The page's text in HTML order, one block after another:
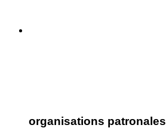
organisations patronales